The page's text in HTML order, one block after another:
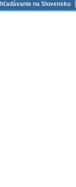
na Slovensku